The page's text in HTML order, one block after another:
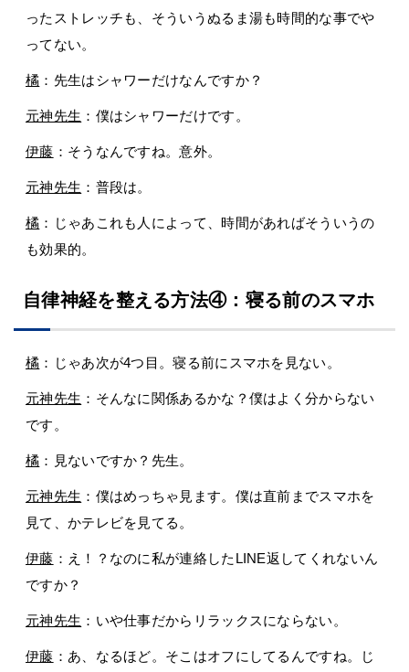
ったストレッチも、そういうぬるま湯も時間的な事でや
ってない。
橘 ：先生はシャワーだけなんですか？
元神先生 ：僕はシャワーだけです。
伊藤 ：そうなんですね。意外。
元神先生 ：普段は。
橘 ：じゃあこれも人によって、時間があればそういうの
も効果的。
自律神経を整える方法④：寝る前のスマホ
橘 ：じゃあ次が4つ目。寝る前にスマホを見ない。
元神先生 ：そんなに関係あるかな？僕はよく分からない
です。
橘 ：見ないですか？先生。
元神先生 ：僕はめっちゃ見ます。僕は直前までスマホを
見て、かテレビを見てる。
伊藤 ：え！？なのに私が連絡したLINE返してくれないん
ですか？
元神先生 ：いや仕事だからリラックスにならない。
伊藤 ：あ、なるほど。そこはオフにしてるんですね。じ